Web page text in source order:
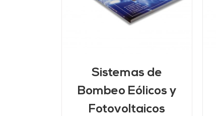
Sistemas de
Bombeo Eólicos y
Fotovoltaicos